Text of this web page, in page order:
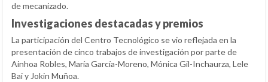
de mecanizado.
Investigaciones destacadas y premios
La participación del Centro Tecnológico se vio reflejada en la
presentación de cinco trabajos de investigación por parte de
Ainhoa Robles, María García-Moreno, Mónica Gil-Inchaurza, Lele
Bai y Jokin Muñoa.